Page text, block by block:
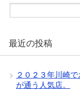
最近の投稿
２０２３年川崎
が通う人気店。